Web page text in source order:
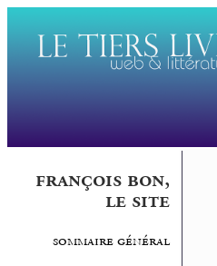
françois bon,
le site
sommaire général